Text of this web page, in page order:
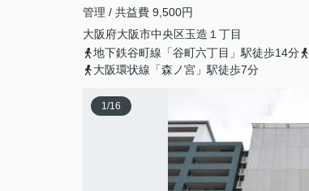
管理 / 共益費 9,500円
大阪府大阪市中央区玉造 １丁目
地下鉄谷町線「谷町六丁目」駅徒歩14分
大阪環状線「森ノ宮」駅徒歩7分
1/16